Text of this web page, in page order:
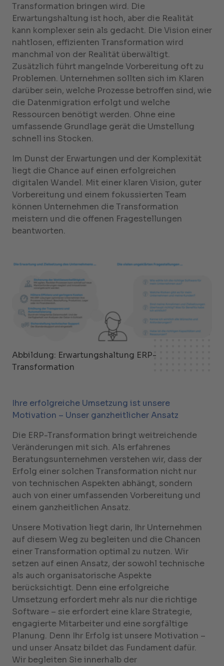
Transformation bringen wird. Die
Erwartungshaltung ist hoch, aber die Realität
kann komplexer sein als gedacht. Die Vision einer
nahtlosen, effizienten Transformation wird
manchmal von der Realität überwältigt.
Zusätzlich führt mangelnde Vorbereitung oft zu
Problemen. Unternehmen sollten sich im Klaren
darüber sein, welche Prozesse betroffen sind, wie
die Datenmigration erfolgt und welche
Ressourcen benötigt werden. Ohne eine
umfassende Grundlage gerät die Umstellung
schnell ins Stocken.
Im Dunst der Erwartungen und der Komplexität
liegt die Chance auf einen erfolgreichen
digitalen Wandel. Mit einer klaren Vision, guter
Vorbereitung und einem fokussierten Team
können Unternehmen die Transformation
meistern und die offenen Fragestellungen
beantworten.
Abbildung: Erwartungshaltung ERP-
Transformation
Ihre erfolgreiche Umsetzung ist unsere
Motivation – Unser ganzheitlicher Ansatz
Die ERP-Transformation bringt weitreichende
Veränderungen mit sich. Als erfahrenes
Beratungsunternehmen verstehen wir, dass der
Erfolg einer solchen Transformation nicht nur
von technischen Aspekten abhängt, sondern
auch von einer umfassenden Vorbereitung und
einem ganzheitlichen Ansatz.
Unsere Motivation liegt darin, Ihr Unternehmen
auf diesem Weg zu begleiten und die Chancen
einer Transformation optimal zu nutzen. Wir
setzen auf einen Ansatz, der sowohl technische
als auch organisatorische Aspekte
berücksichtigt. Denn eine erfolgreiche
Umsetzung erfordert mehr als nur die richtige
Software – sie erfordert eine klare Strategie,
engagierte Mitarbeiter und eine sorgfältige
Planung. Denn Ihr Erfolg ist unsere Motivation –
und unser Ansatz bildet das Fundament dafür.
Wir begleiten Sie innerhalb der